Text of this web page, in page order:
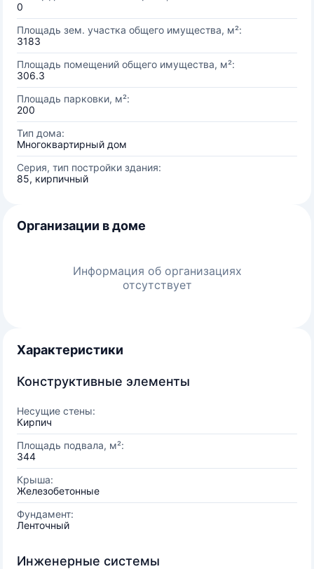
0
Площадь зем. участка общего имущества, м²:
3183
Площадь помещений общего имущества, м²:
306.3
Площадь парковки, м²:
200
Тип дома:
Многоквартирный дом
Серия, тип постройки здания:
85, кирпичный
Организации в доме
Информация об организациях
отсутствует
Характеристики
Конструктивные элементы
Несущие стены:
Кирпич
Площадь подвала, м²:
344
Крыша:
Железобетонные
Фундамент:
Ленточный
Инженерные системы